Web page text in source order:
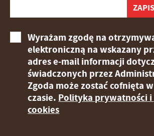
Wyrażam zgodę na
elektroniczną na wskazany
adres e-mail informacji
świadczonych przez
Zgoda może zostać cofnięta
czasie. Polityka prywatności
cookies